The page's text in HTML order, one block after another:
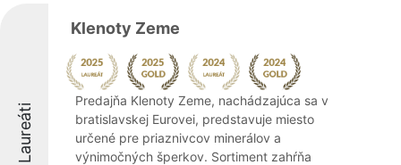
Laureáti
Klenoty Zeme
Predajňa Klenoty Zeme, nachádzajúca sa v
bratislavskej Eurovei, predstavuje miesto
určené pre priaznivcov minerálov a
výnimočných šperkov. Sortiment zahŕňa